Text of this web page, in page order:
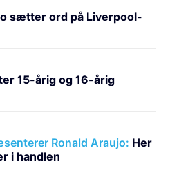
sætter ord på Liverpool-
15-årig og 16-årig
Ronald Araujo: Her
i handlen